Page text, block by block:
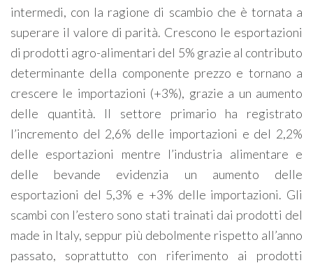
intermedi, con la ragione di scambio che è tornata a
superare il valore di parità. Crescono le esportazioni
di prodotti agro-alimentari del 5% grazie al contributo
determinante della componente prezzo e tornano a
crescere le importazioni (+3%), grazie a un aumento
delle quantità. Il settore primario ha registrato
l’incremento del 2,6% delle importazioni e del 2,2%
delle esportazioni mentre l’industria alimentare e
delle bevande evidenzia un aumento delle
esportazioni del 5,3% e +3% delle importazioni. Gli
scambi con l’estero sono stati trainati dai prodotti del
made in Italy, seppur più debolmente rispetto all’anno
passato, soprattutto con riferimento ai prodotti